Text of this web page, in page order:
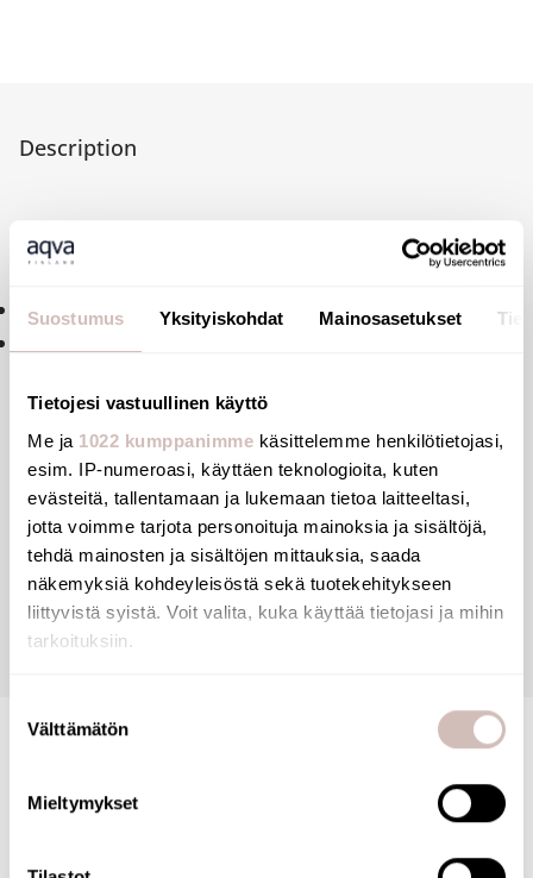
Suostumus Yksityiskohdat Mainosasetukset
Tietojesi vastuullinen käyttö
Me ja 1022 kumppanimme käsittelemme henkilötietojasi,
esim. IP-numeroasi, käyttäen teknologioita, kuten
evästeitä, tallentamaan ja lukemaan tietoa laitteeltasi,
jotta voimme tarjota personoituja mainoksia ja sisältöjä,
tehdä mainosten ja sisältöjen mittauksia, saada
näkemyksiä kohdeyleisöstä sekä tuotekehitykseen
liittyvistä syistä. Voit valita, kuka käyttää tietojasi ja mihin
tarkoituksiin.
Kerätä tietoja maantieteellisestä sijainnistasi,
Tunnistaa laitteesi skannaamalla sen ominaispiirteitä
aktiivisesti (sormenjäljen muodostaminen)
valinta
Välttämätön
Mieltymykset
Description
Neck tube specific to ROCA Urito urinal
F1/2"
Files
Reviews
Questions